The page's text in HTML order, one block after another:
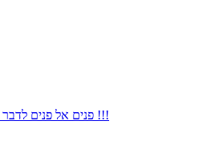
פנים אל פנים לדבר עם אלוקים - חותם אמת !!!